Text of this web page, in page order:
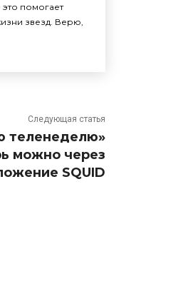
помогает
звезд. Верю,
Следующая статья
теленеделю»
можно через
SQUID